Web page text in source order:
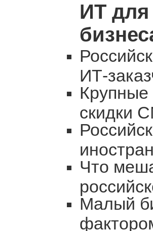
ИТ для
ИТ-
Крупные
скидки
Что
Малый